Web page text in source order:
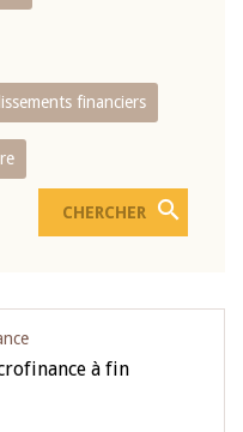
financiers
à fin